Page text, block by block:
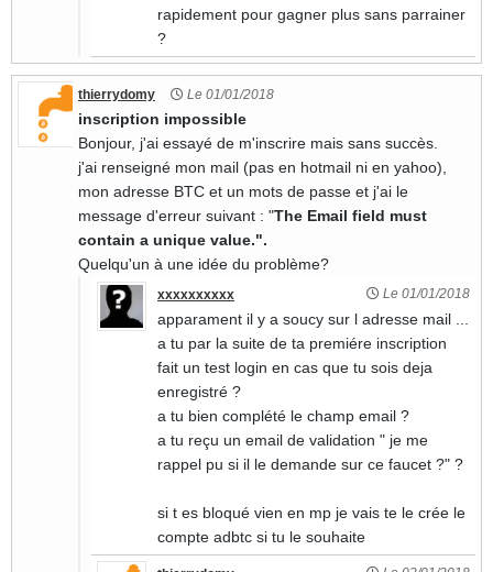
rapidement pour gagner plus sans parrainer
?
thierrydomy Le 01/01/2018
inscription impossible
Bonjour, j'ai essayé de m'inscrire mais sans succès.
j'ai renseigné mon mail (pas en hotmail ni en yahoo),
mon adresse BTC et un mots de passe et j'ai le
message d'erreur suivant : "The Email field must
contain a unique value.".
Quelqu'un à une idée du problème?
xxxxxxxxxx Le 01/01/2018
apparament il y a soucy sur l adresse mail ...
a tu par la suite de ta premiére inscription
fait un test login en cas que tu sois deja
enregistré ?
a tu bien complété le champ email ?
a tu reçu un email de validation " je me
rappel pu si il le demande sur ce faucet ?" ?
si t es bloqué vien en mp je vais te le crée le
compte adbtc si tu le souhaite